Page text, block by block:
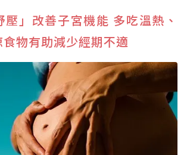
壓」改善子宮機能 多吃溫熱、
物有助減少經期不適